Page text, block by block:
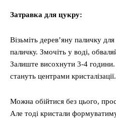
Затравка для цукру:
Візьміть дерев’яну паличку
паличку. Змочіть у воді,
Залиште висохнути 3-4
стануть центрами кристалізації.
Можна обійтися без цього,
Але тоді кристали